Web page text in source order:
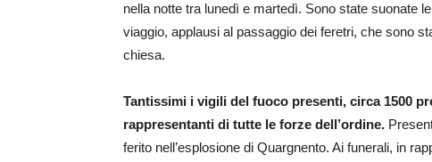
nella notte tra lunedì e martedì. Sono state suonate
viaggio, applausi al passaggio dei feretri, che sono
chiesa.
Tantissimi i vigili del fuoco presenti, circa 1500
rappresentanti di tutte le forze dell’ordine.
ferito nell’esplosione di Quargnento. Ai funerali, in